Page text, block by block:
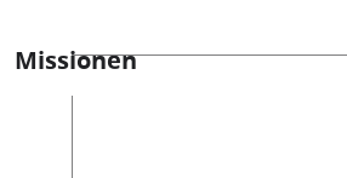
Missionen